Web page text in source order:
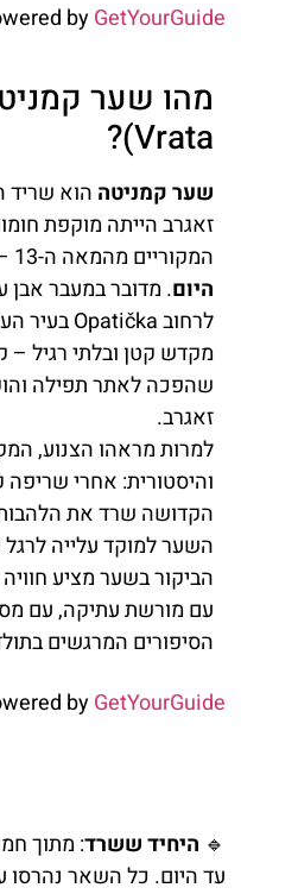
byGetYourGuide
Vrata)?
שער קמניטה הוא שריד
זאגרב הייתה מוקפת
המקוריים מהמאה ה-13 –
היום
מקדש קטן ובלתי רגיל
שהפכה לאתר תפילה
זאגרב.
למרות מראהו הצנוע,
הקדושה שרד את
השער למוקד עלייה לרגל
הביקור בשער מציע
עם מורשת עתיקה, עם
הסיפורים המרגשים
byGetYourGuide
🔹 היחיד ששרד: מתוך
עד היום. כל השאר נהרסו